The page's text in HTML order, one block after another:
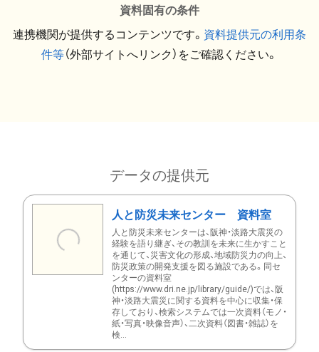
資料固有の条件
連携機関が提供するコンテンツです。 資料提供元の利用条
件等（外部サイトへリンク）をご確認ください。
データの提供元
人と防災未来センター 資料室
人と防災未来センターは、阪神・淡路大震災の
経験を語り継ぎ、その教訓を未来に生かすこと
を通じて、災害文化の形成、地域防災力の向上、
防災政策の開発支援を図る施設である。同セ
ンターの資料室
(https://www.dri.ne.jp/library/guide/)では、阪
神・淡路大震災に関する資料を中心に収集・保
存しており、検索システムでは一次資料（モノ・
紙・写真・映像音声）、二次資料（図書・雑誌）を
検...